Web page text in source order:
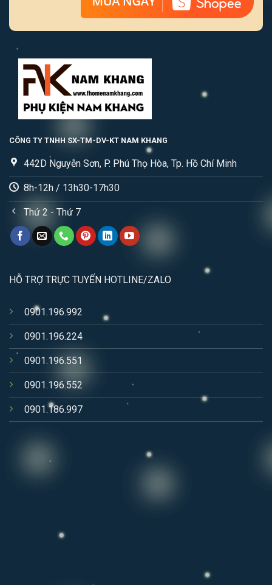
CÔNG TY TNHH SX-TM-DV-KT NAM KHANG
442D Nguyễn Sơn, P. Phú Thọ Hòa, Tp. Hồ Chí Minh
8h-12h / 13h30-17h30
Thứ 2 - Thứ 7
HỖ TRỢ TRỰC TUYẾN HOTLINE/ZALO
0901.196.992
0901.196.224
0901.196.551
0901.196.552
0901.186.997